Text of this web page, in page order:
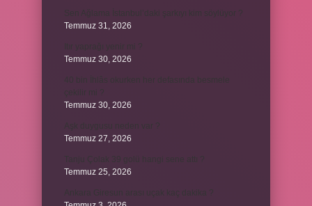
Sen Ağlama İstanbul’daki şarkıyı kim söylüyor ?
Temmuz 31, 2026
Itır yaprağı yenir mi ?
Temmuz 30, 2026
40 bin İhlâs okurken her defasında besmele
Temmuz 30, 2026
Temmuz 27, 2026
Temmuz 25, 2026